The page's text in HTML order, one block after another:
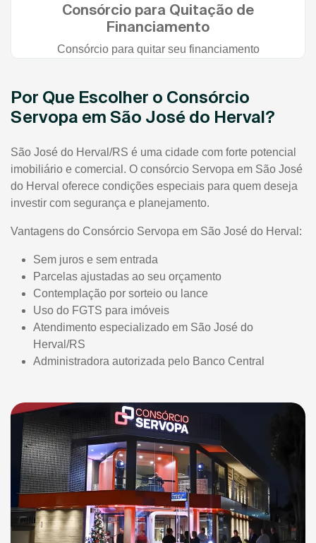
Consórcio para Quitação de
Financiamento
Consórcio para quitar seu financiamento
Por Que Escolher o Consórcio
Servopa em São José do Herval?
São José do Herval/RS é uma cidade com forte potencial
imobiliário e comercial. O consórcio Servopa em São José
do Herval oferece condições especiais para quem deseja
investir com segurança e planejamento.
Vantagens do Consórcio Servopa em São José do Herval:
Sem juros e sem entrada
Parcelas ajustadas ao seu orçamento
Contemplação por sorteio ou lance
Uso do FGTS para imóveis
Atendimento especializado em São José do
Herval/RS
Administradora autorizada pelo Banco Central